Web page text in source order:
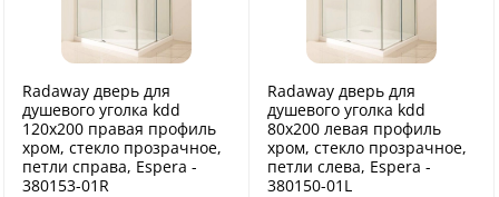
Radaway дверь для
душевого уголка kdd
120x200 правая профиль
хром, стекло прозрачное,
петли справа, Espera -
380153-01R
Radaway дверь для
душевого уголка kdd
80x200 левая профиль
хром, стекло прозрачное,
петли слева, Espera -
380150-01L